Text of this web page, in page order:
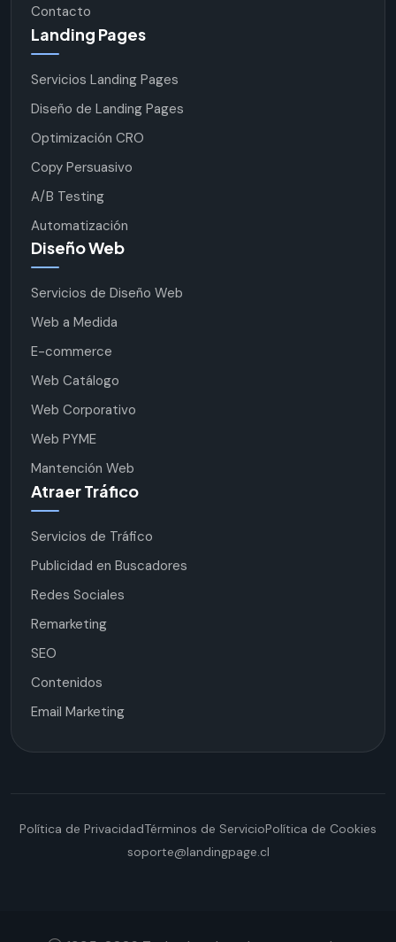
Contacto
Landing Pages
Servicios Landing Pages
Diseño de Landing Pages
Optimización CRO
Copy Persuasivo
A/B Testing
Automatización
Diseño Web
Servicios de Diseño Web
Web a Medida
E-commerce
Web Catálogo
Web Corporativo
Web PYME
Mantención Web
Atraer Tráfico
Servicios de Tráfico
Publicidad en Buscadores
Redes Sociales
Remarketing
SEO
Contenidos
Email Marketing
Política de PrivacidadTérminos de ServicioPolítica de Cookies
soporte@landingpage.cl